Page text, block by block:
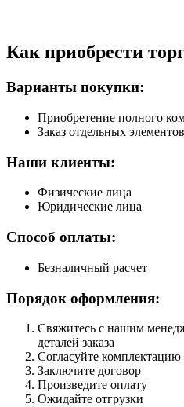
Как приобрести
Варианты покупки:
Приобретение полного
Заказ отдельных
Наши клиенты:
Физические лица
Юридические лица
Способ оплаты:
Безналичный расчет
Порядок оформления:
Свяжитесь с нашим
деталей заказа
Согласуйте комплектацию
Заключите договор
Произведите оплату
Ожидайте отгрузки